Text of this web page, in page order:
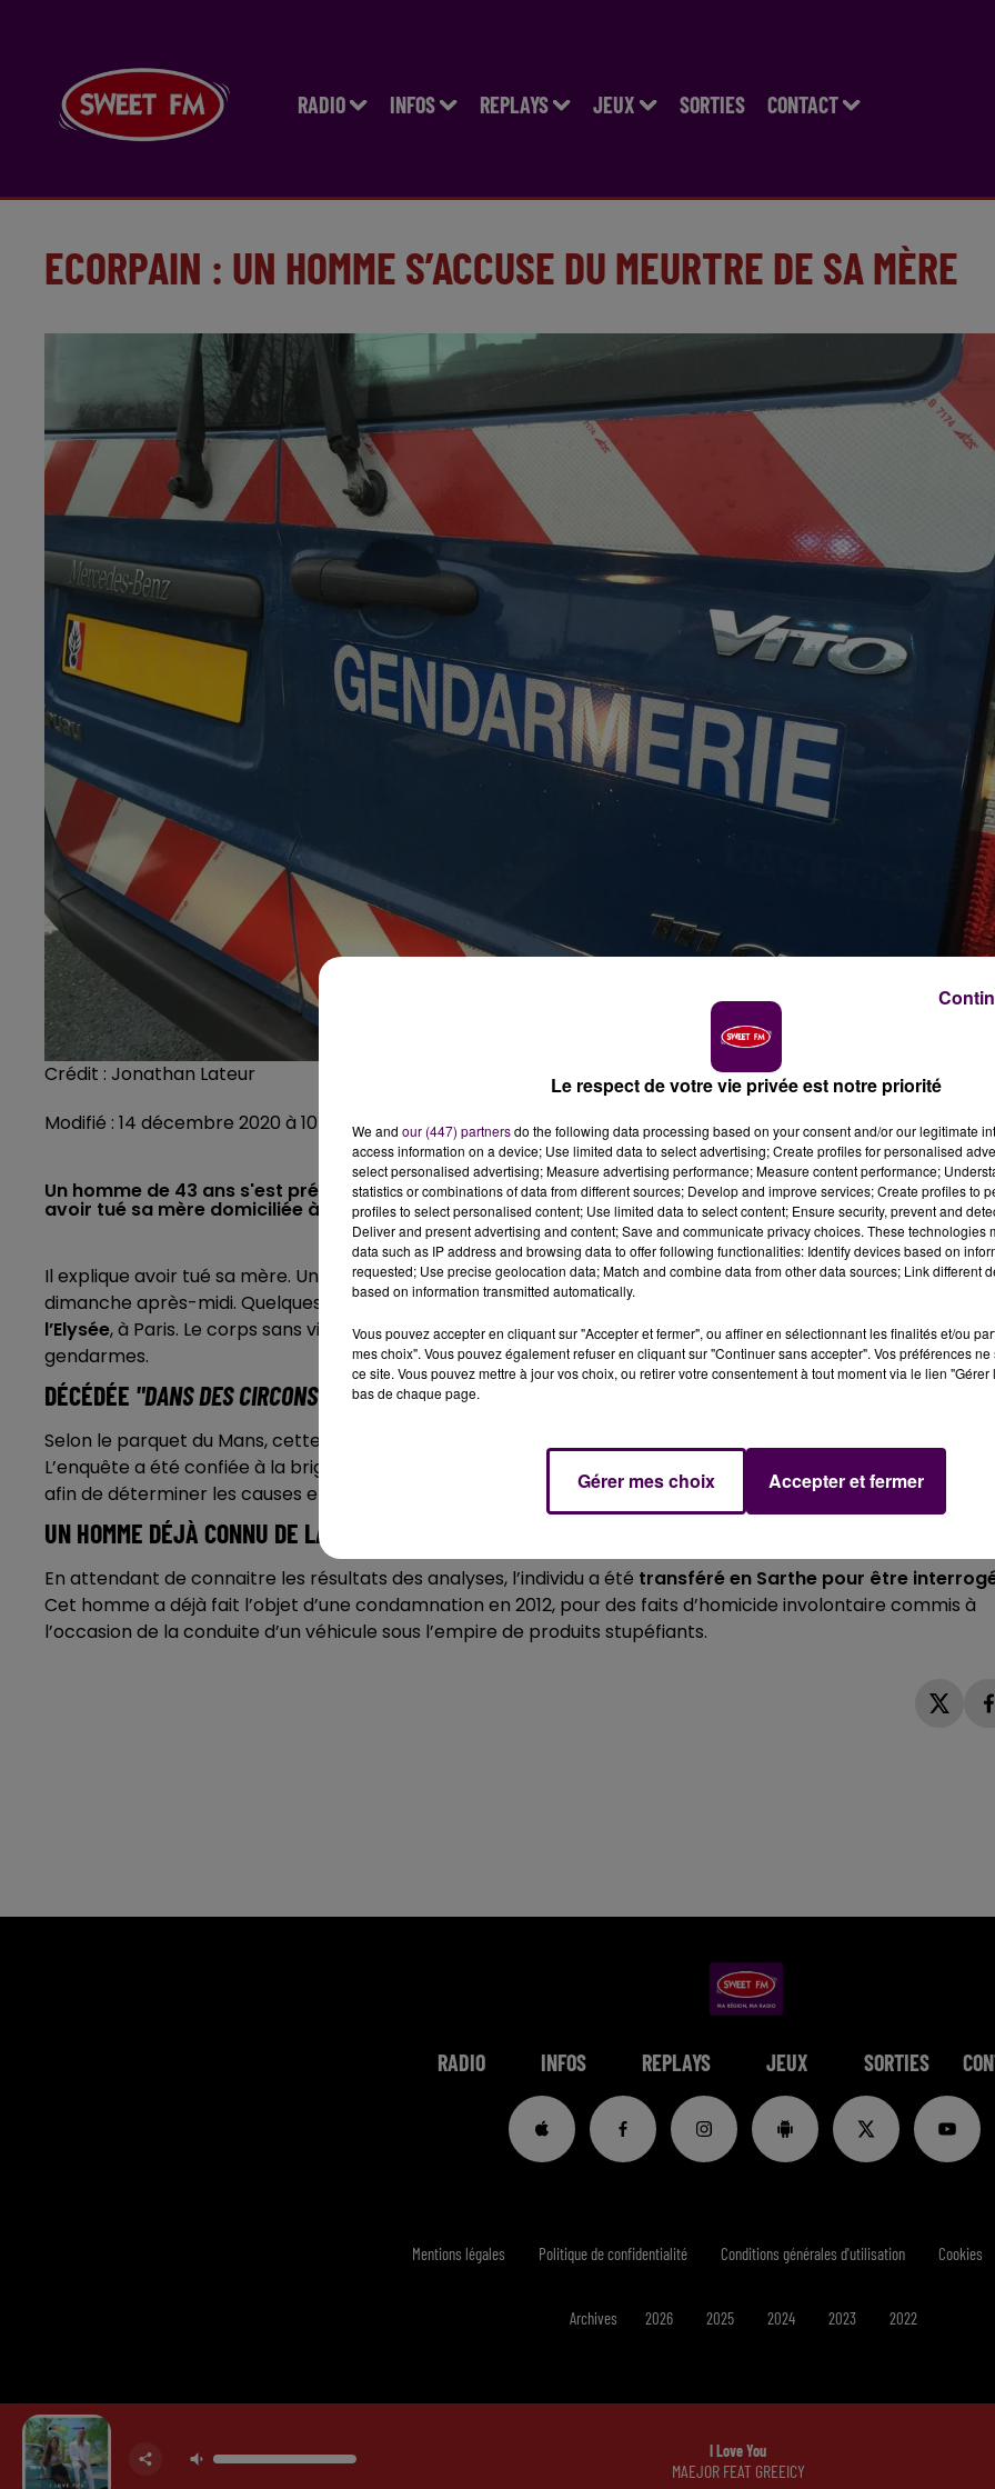
RADIO INFOS REPLAYS JEUX SORTIES CONTACT
ECORPAIN : UN HOMME S’ACCUSE DU MEURTRE DE SA MÈRE
Crédit : Jonathan Lateur
Modifié : 14 décembre 2020 à 10h45 par Jonathan Lateur
Un homme de 43 ans s'est présenté auprès de policiers parisiens ce dimanche après-midi en expliquant
avoir tué sa mère domiciliée à Ecorpain.
Il explique avoir tué sa mère. Un Sarthois de 43 ans, natif de Saint-Calais, est en garde à vue depuis ce
dimanche après-midi. Quelques heures plus tôt,il s’était dénoncé auprès de policiers en faction près de
l’Elysée, à Paris. Le corps sans vie de la victime a ensuite été retrouvé dans sa maison à Ecorpain par les
gendarmes.
DÉCÉDÉE "DANS DES CIRCONSTANCES VIOLENTES"
Selon le parquet du Mans, cette femme âgée de 68 ans est décédée
L’enquête a été confiée à la brigade de recherches du Mans. Une autopsie doit être réalisée dans la journée
afin de déterminer les causes et circonstances précises de la mort.
UN HOMME DÉJÀ CONNU DE LA JUSTICE
En attendant de connaitre les résultats des analyses, l’individu a été transféré en Sarthe pour être
Cet homme a déjà fait l’objet d’une condamnation en 2012, pour des faits d’homicide involontaire commis à
l’occasion de la conduite d’un véhicule sous l’empire de produits stupéfiants.
RADIO INFOS REPLAYS JEUX SORTIES
I Love You
MAEJOR FEAT GREEICY
Mentions légales Politique de confidentialité Conditions générales d'utilisation Cookies
Archives 2026 2025 2024 2023 2022
Le respect de votre vie privée est notre priorité
We and our (447) partnersdo the following data processing based on your consent and/or our legitimate
access information on a device; Use limited data to select advertising; Create profiles for personalised
select personalised advertising; Measure advertising performance; Measure content performance;
statistics or combinations of data from different sources; Develop and improve services; Create profiles to
profiles to select personalised content; Use limited data to select content; Ensure security, prevent and
Deliver and present advertising and content; Save and communicate privacy choices. These technologies
data such as IP address and browsing data to offer following functionalities: Identify devices based on
requested; Use precise geolocation data; Match and combine data from other data sources; Link different
based on information transmitted automatically.
Vous pouvez accepter en cliquant sur "Accepter et fermer", ou affiner en sélectionnant les finalités et/ou
mes choix". Vous pouvez également refuser en cliquant sur "Continuer sans accepter". Vos préférences
ce site. Vous pouvez mettre à jour vos choix, ou retirer votre consentement à tout moment via le lien
bas de chaque page.
Gérer mes choix Accepter et fermer